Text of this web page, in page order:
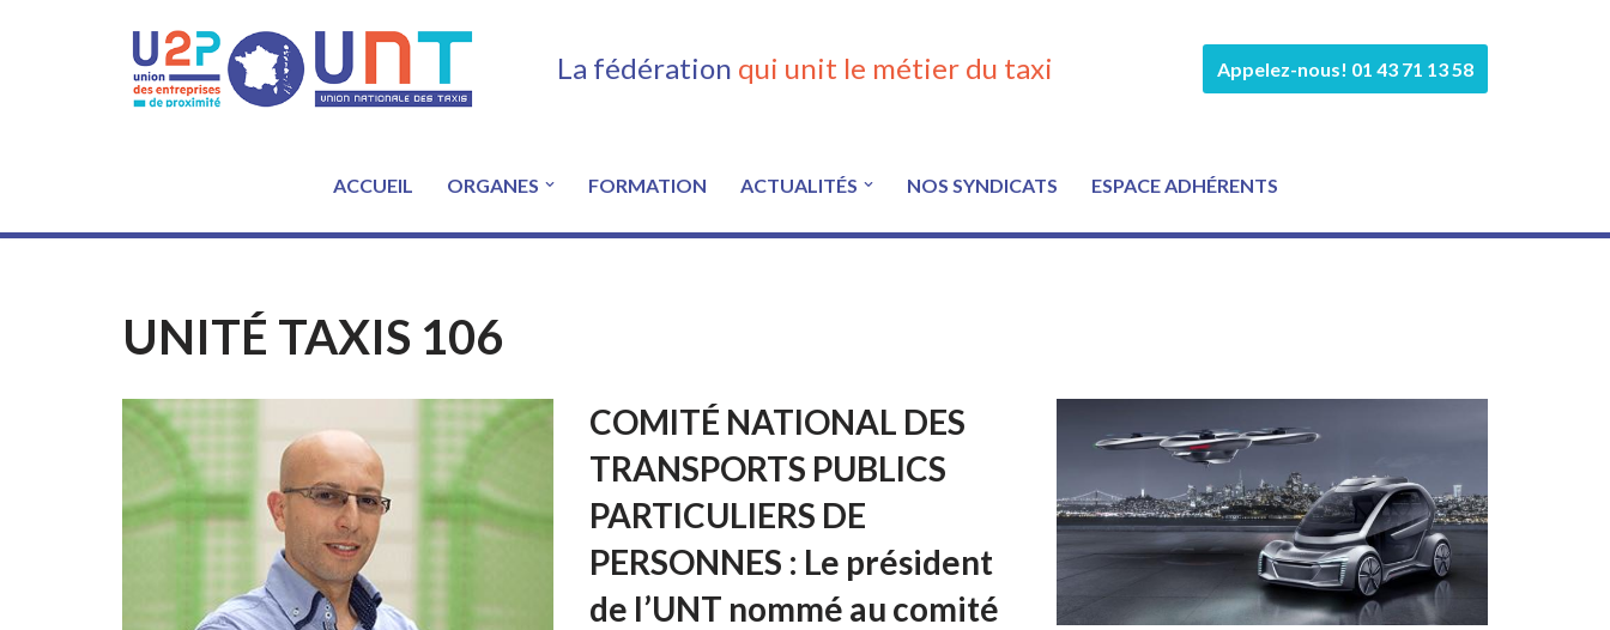
La fédération qui unit le métier du taxi Appelez-nous! 01 43 71 13 58
ACCUEIL ORGANES FORMATION ACTUALITÉS NOS SYNDICATS ESPACE ADHÉRENTS
UNITÉ TAXIS 106
COMITÉ NATIONAL DES
TRANSPORTS PUBLICS
PARTICULIERS DE
PERSONNES : Le président
de l’UNT nommé au comité